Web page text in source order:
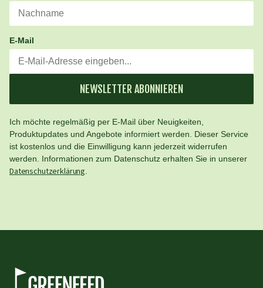
E-Mail
NEWSLETTER ABONNIEREN
Ich möchte regelmäßig per E-Mail über Neuigkeiten,
Produktupdates und Angebote informiert werden. Dieser Service
ist kostenlos und die Einwilligung kann jederzeit widerrufen
werden. Informationen zum Datenschutz erhalten Sie in unserer
Datenschutzerklärung